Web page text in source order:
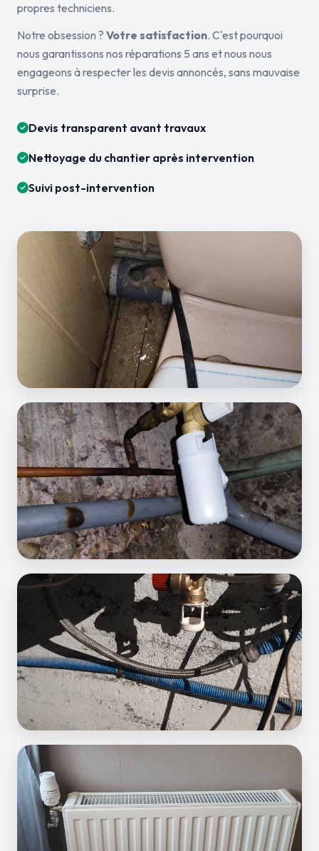
propres techniciens.
Notre obsession ? Votre satisfaction. C'est pourquoi
nous garantissons nos réparations 5 ans et nous nous
engageons à respecter les devis annoncés, sans mauvaise
surprise.
Devis transparent avant travaux
Nettoyage du chantier après intervention
Suivi post-intervention